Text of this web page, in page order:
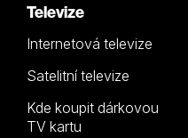
Televize
Internetová televize
Satelitní televize
Kde koupit dárkovou
TV kartu